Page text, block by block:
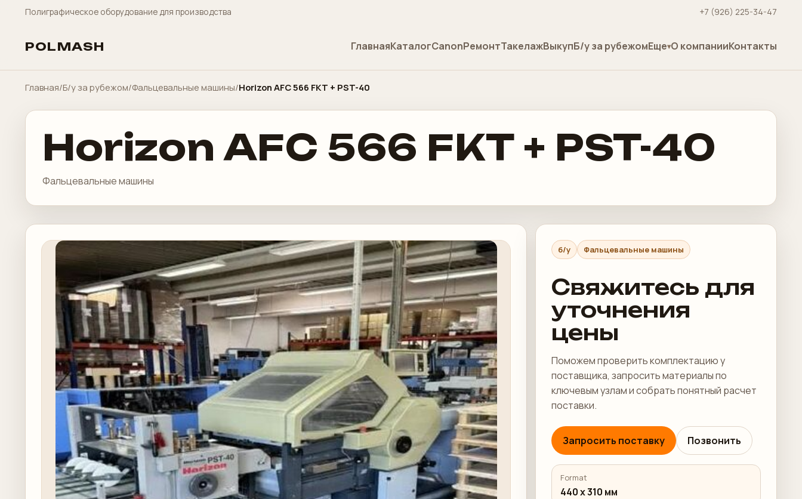
Полиграфическое оборудование для производства +7 (926) 225-34-47
POLMASH ГлавнаяКаталогCanonРемонтТакелажВыкупБ/у за рубежомЕще О компанииКонтакты
Главная/Б/у за рубежом/Фальцевальные машины/Horizon AFC 566 FKT + PST-40
Horizon AFC 566 FKT + PST-40
Фальцевальные машины
б/у Фальцевальные машины
Свяжитесь для
уточнения
цены
Поможем проверить комплектацию у
поставщика, запросить материалы по
ключевым узлам и собрать понятный расчет
поставки.
Запросить поставку Позвонить
Format
440 x 310 мм